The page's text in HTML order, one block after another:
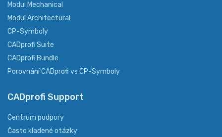
Modul Mechanical
Modul Architectural
CP-Symboly
CADprofi Suite
CADprofi Bundle
Porovnání CADprofi vs CP-Symboly
CADprofi Support
Centrum podpory
Často kladené otázky